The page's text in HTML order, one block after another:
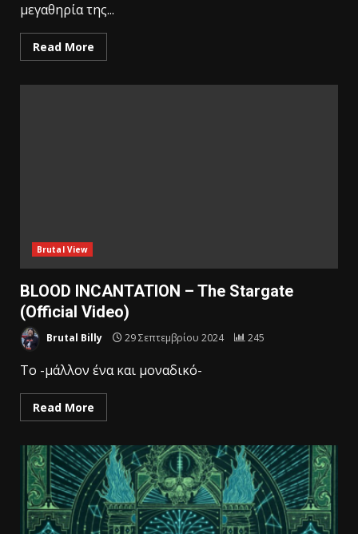
μεγαθηρία της...
Read More
Brutal View
BLOOD INCANTATION – The Stargate
(Official Video)
Brutal Billy 29 Σεπτεμβρίου 2024 245
To -μάλλον ένα και μοναδικό-
Read More